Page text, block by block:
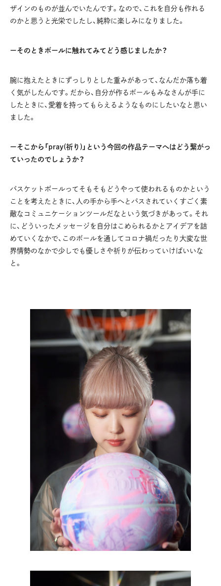
ザインのものが並んでいたんです。なので、これを自分も作れる
のかと思うと光栄でしたし、純粋に楽しみになりました。
ーそのときボールに触れてみてどう感じましたか？
腕に抱えたときにずっしりとした重みがあって、なんだか落ち着
く気がしたんです。だから、自分が作るボールもみなさんが手に
したときに、愛着を持ってもらえるようなものにしたいなと思い
ました。
ーそこから「pray(祈り)」という今回の作品テーマへはどう繋がっ
ていったのでしょうか？
バスケットボールってそもそもどうやって使われるものかという
ことを考えたときに、人の手から手へとパスされていくすごく素
敵なコミュニケーションツールだなという気づきがあって。それ
に、どういったメッセージを自分はこめられるかとアイデアを詰
めていくなかで、このボールを通してコロナ禍だったり大変な世
界情勢のなかで少しでも優しさや祈りが伝わっていけばいいな
と。